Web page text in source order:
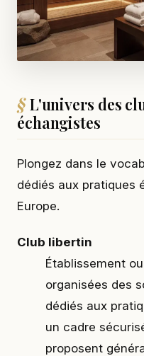
L'univers des
échangistes
Plongez dans le
dédiés aux pratiques
Europe.
Club libertin
Établissement
organisées des
dédiés aux
un cadre
proposent